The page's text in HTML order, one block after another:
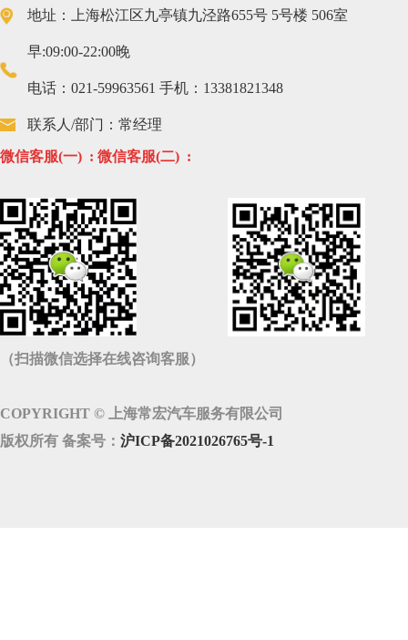
地址：上海松江区九亭镇九泾路655号 5号楼 506室
早:09:00-22:00晚
电话：021-59963561 手机：13381821348
联系人/部门：常经理
微信客服(一) : 微信客服(二) :
（扫描微信选择在线咨询客服）
COPYRIGHT © 上海常宏汽车服务有限公司
版权所有 备案号： 沪ICP备2021026765号-1